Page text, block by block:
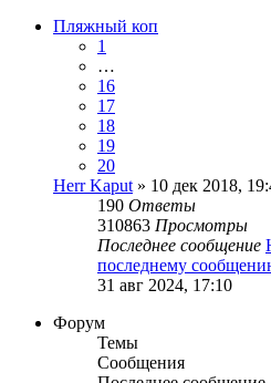
Пляжный коп
1
…
16
17
18
19
20
Herr Kaput» 10 дек 2018,
190 Ответы
310863 Просмотры
Последнее сообщение
последнему
31 авг 2024, 17:10
Форум
Темы
Сообщения